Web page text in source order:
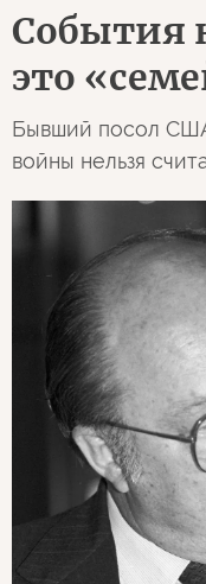
События
это
Бывший посол
войны нельзя